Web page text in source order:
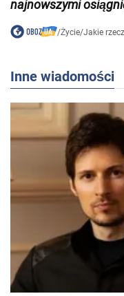
najnowszymi
/Życie/Jakie
Inne wiadomości